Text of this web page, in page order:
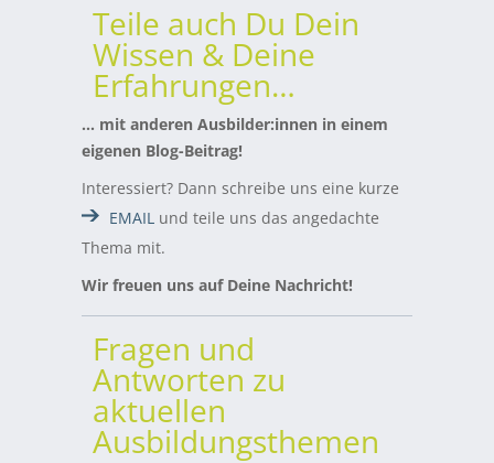
Teile auch Du Dein
Wissen & Deine
Erfahrungen…
… mit anderen Ausbilder:innen in einem
eigenen Blog-Beitrag!
Interessiert? Dann schreibe uns eine kurze
EMAIL und teile uns das angedachte
Thema mit.
Wir freuen uns auf Deine Nachricht!
Fragen und
Antworten zu
aktuellen
Ausbildungsthemen